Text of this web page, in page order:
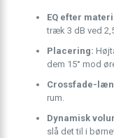
EQ efter
træk 3 dB ved
Placering:
dem 15° mod
Crossfade-
rum.
Dynamisk
slå det til i